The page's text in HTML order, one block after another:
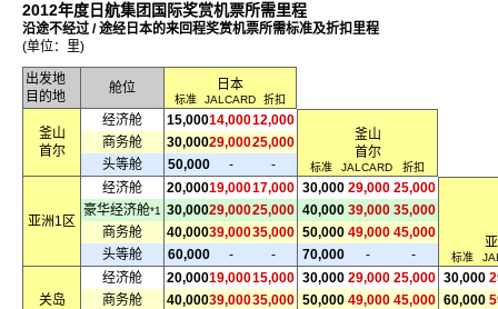
2012年度日航集团国际奖赏机票所需里程
沿途不经过 / 途经日本的来回程奖赏机票所需标准及折扣里程
(单位：里)
出发地
目的地
舱位 日本
标准 JALCARD 折扣
釜山
首尔
经济舱 15,00014,00012,000
釜山
首尔
标准 JALCARD 折扣
商务舱 30,00029,00025,000
头等舱
50,000 - -
亚洲1区
经济舱 20,00019,00017,000 30,000 29,000 25,000
标准
豪华经济舱*1 30,00029,00025,000 40,000 39,000 35,000
商务舱
40,00039,00035,000 50,000 49,000 45,000
头等舱
60,000 - - 70,000 - -
关岛
经济舱 20,00019,00015,000 30,000 29,000 25,000 30,000
商务舱
40,00039,00035,000 50,000 49,000 45,000 60,000